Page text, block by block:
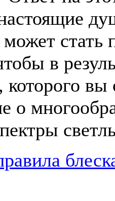
стать
в
которого
о